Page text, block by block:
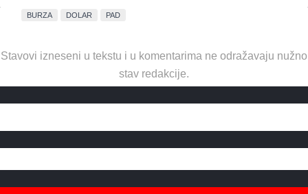
BURZA DOLAR PAD
Stavovi izneseni u tekstu i u komentarima ne odražavaju nužno
stav redakcije.